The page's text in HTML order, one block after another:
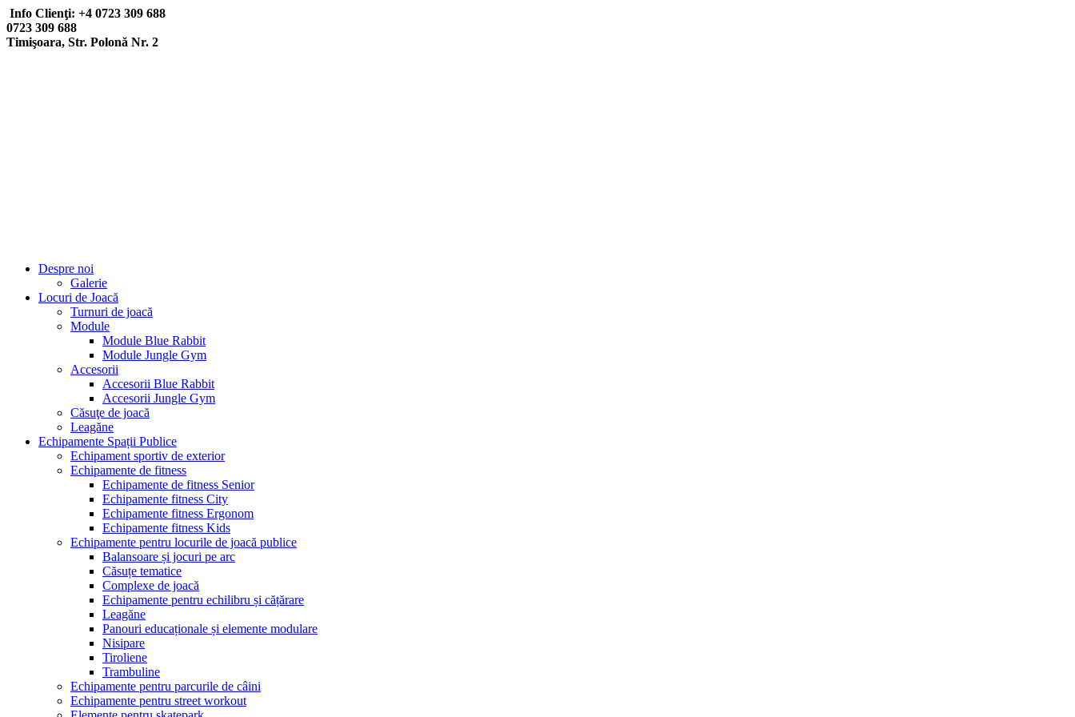
Info Clienţi: +4 0723 309 688
0723 309 688
Timişoara, Str. Polonă Nr. 2
Despre noi
Galerie
Locuri de Joacă
Turnuri de joacă
Module
Module Blue Rabbit
Module Jungle Gym
Accesorii
Accesorii Blue Rabbit
Accesorii Jungle Gym
Căsuţe de joacă
Leagăne
Echipamente Spații Publice
Echipament sportiv de exterior
Echipamente de fitness
Echipamente de fitness Senior
Echipamente fitness City
Echipamente fitness Ergonom
Echipamente fitness Kids
Echipamente pentru locurile de joacă publice
Balansoare și jocuri pe arc
Căsuțe tematice
Complexe de joacă
Echipamente pentru echilibru și cățărare
Leagăne
Panouri educaționale și elemente modulare
Nisipare
Tiroliene
Trambuline
Echipamente pentru parcurile de câini
Echipamente pentru street workout